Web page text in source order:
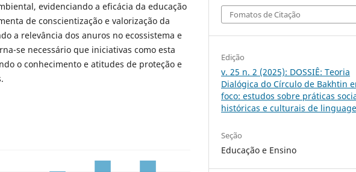
evidenciando a eficácia da educação
de conscientização e valorização da
a relevância dos anuros no ecossistema e
se necessário que iniciativas como esta
o conhecimento e atitudes de proteção e
Fomatos de Citação
Edição
v. 25 n. 2 (2025): DOSSIÊ: Teoria
Dialógica do Círculo de Bakhtin
foco: estudos sobre práticas
históricas e culturais de
Seção
Educação e Ensino